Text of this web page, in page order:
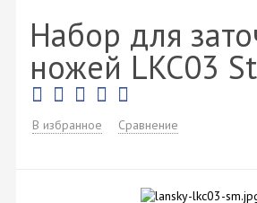
Набор для
ножей LKC03
В избранное Сравнение